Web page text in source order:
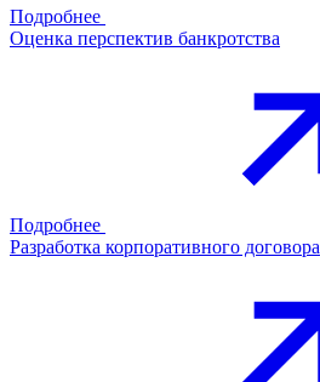
Подробнее
Оценка перспектив банкротства
Подробнее
Разработка корпоративного договора